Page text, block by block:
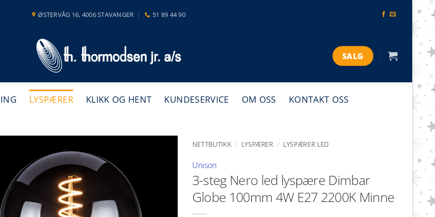
ØSTERVÅG 16, 4006 STAVANGER 51 89 44 90
SALG
LYSPÆRER KLIKK OG HENT KUNDESERVICE OM OSS KONTAKT OSS
NETTBUTIKK / LYSPÆRER / LYSPÆRER LED
Unison
3-steg Nero led lyspære Dimbar
Globe 100mm 4W E27 2200K Minne